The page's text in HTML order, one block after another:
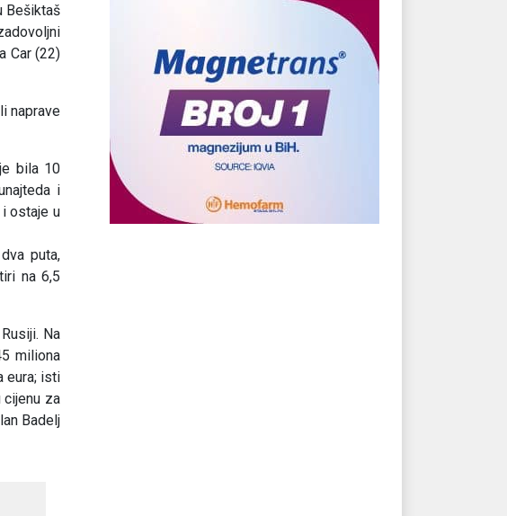
Bešiktaš
Car (22)
naprave
bila 10
i
i ostaje u
puta,
na 6,5
Na
miliona
eura; isti
cijenu za
Badelj